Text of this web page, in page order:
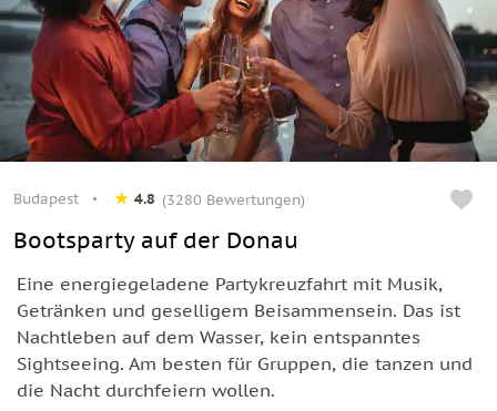
Budapest 4.8 (3280 Bewertungen)
Bootsparty auf der Donau
Eine energiegeladene Partykreuzfahrt mit Musik,
Getränken und geselligem Beisammensein. Das ist
Nachtleben auf dem Wasser, kein entspanntes
Sightseeing. Am besten für Gruppen, die tanzen und
die Nacht durchfeiern wollen.